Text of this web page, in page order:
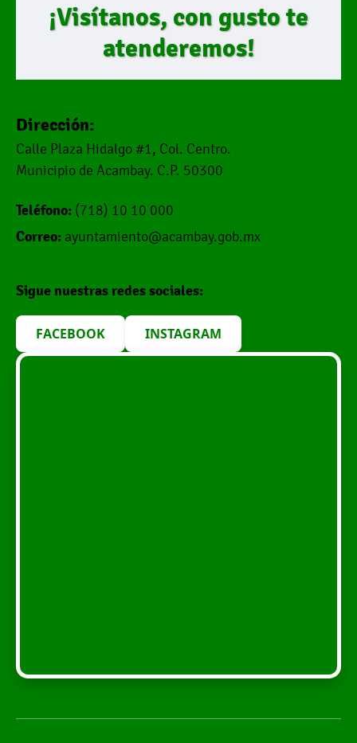
¡Visítanos, con gusto te
atenderemos!
Dirección:
Calle Plaza Hidalgo #1, Col. Centro.
Municipio de Acambay. C.P. 50300
Teléfono: (718) 10 10 000
Correo: ayuntamiento@acambay.gob.mx
Sigue nuestras redes sociales:
FACEBOOK INSTAGRAM